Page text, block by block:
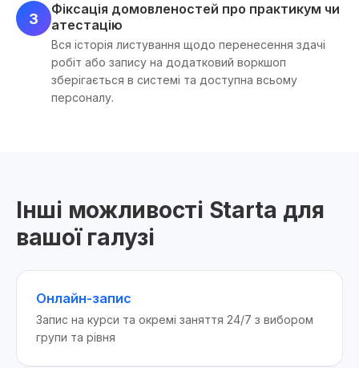
3
Фіксація домовленостей про практикум чи
атестацію
Вся історія листування щодо перенесення здачі
робіт або запису на додатковий воркшоп
зберігається в системі та доступна всьому
персоналу.
Інші можливості Starta для
вашої галузі
Онлайн-запис
Запис на курси та окремі заняття 24/7 з вибором
групи та рівня